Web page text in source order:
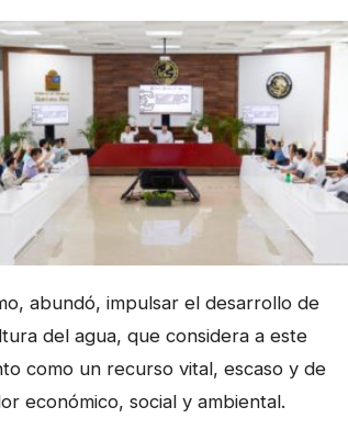
abundó, impulsar el desarrollo de
del agua, que considera a este
como un recurso vital, escaso y de
económico, social y ambiental.